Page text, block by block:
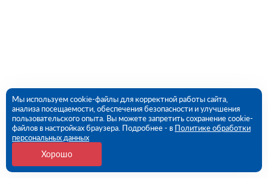
Мы используем cookie-файлы для корректной работы сайта,
анализа посещаемости, обеспечения безопасности и улучшения
пользовательского опыта. Вы можете запретить сохранение cookie-
файлов в настройках браузера. Подробнее - в Политике обработки
персональных данных
Хорошо